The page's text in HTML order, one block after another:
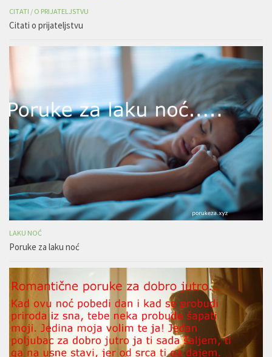
CITATI / O PRIJATELJSTVU
Citati o prijateljstvu
LAKU NOĆ
Poruke za laku noć